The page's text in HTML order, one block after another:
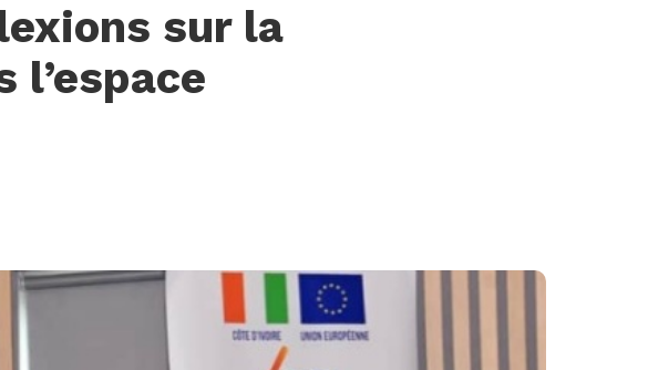
sur la
l’espace